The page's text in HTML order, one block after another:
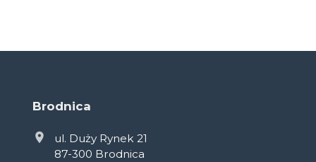
Brodnica
ul. Duży Rynek 21
87-300 Brodnica